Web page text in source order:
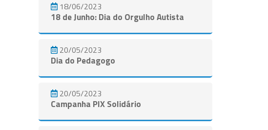
18/06/2023
18 de Junho: Dia do Orgulho Autista
20/05/2023
Dia do Pedagogo
20/05/2023
Campanha PIX Solidário